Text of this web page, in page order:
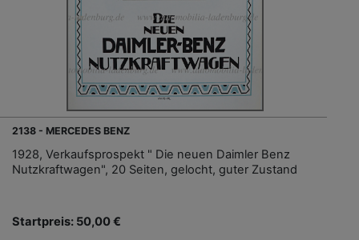
2138 - MERCEDES BENZ
1928, Verkaufsprospekt " Die neuen Daimler Benz
Nutzkraftwagen", 20 Seiten, gelocht, guter Zustand
Startpreis: 50,00 €